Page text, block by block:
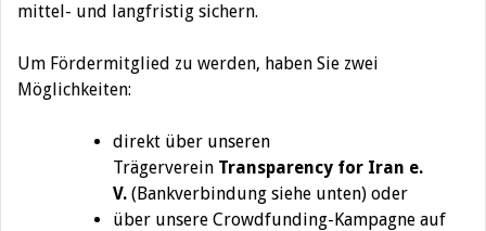
mittel- und langfristig sichern.
Um Fördermitglied zu werden, haben Sie zwei
Möglichkeiten:
direkt über unseren
Trägerverein Transparency for Iran e.
V. (Bankverbindung siehe unten) oder
über unsere Crowdfunding-Kampagne auf